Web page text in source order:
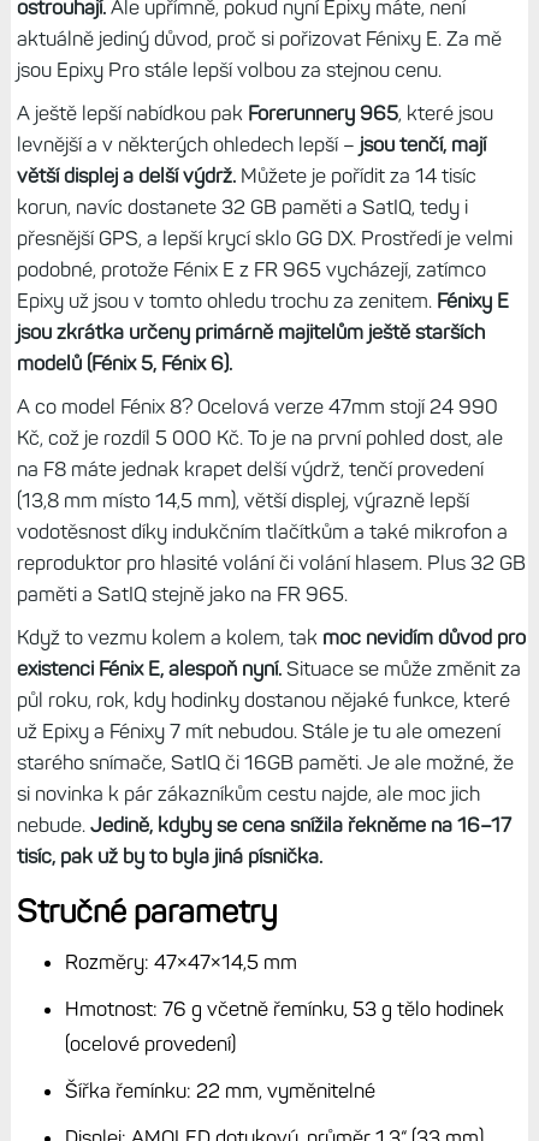
ostrouhají.Ale upřímně, pokud nyní Epixy máte, není
aktuálně jediný důvod, proč si pořizovat Fénixy E. Za mě
jsou Epixy Pro stále lepší volbou za stejnou cenu.
A ještě lepší nabídkou pak Forerunnery 965, které jsou
levnější a v některých ohledech lepší – jsou tenčí, mají
větší displej a delší výdrž.Můžete je pořídit za 14 tisíc
korun, navíc dostanete 32 GB paměti a SatIQ, tedy i
přesnější GPS, a lepší krycí sklo GG DX. Prostředí je velmi
podobné, protože Fénix E z FR 965 vycházejí, zatímco
Epixy už jsou v tomto ohledu trochu za zenitem. Fénixy E
jsou zkrátka určeny primárně majitelům ještě starších
modelů (Fénix 5, Fénix 6).
A co model Fénix 8? Ocelová verze 47mm stojí 24 990
Kč, což je rozdíl 5 000 Kč. To je na první pohled dost, ale
na F8 máte jednak krapet delší výdrž, tenčí provedení
(13,8 mm místo 14,5 mm), větší displej, výrazně lepší
vodotěsnost díky indukčním tlačítkům a také mikrofon a
reproduktor pro hlasité volání či volání hlasem. Plus 32 GB
paměti a SatIQ stejně jako na FR 965.
Když to vezmu kolem a kolem, tak moc nevidím důvod pro
existenci Fénix E, alespoň nyní.Situace se může změnit za
půl roku, rok, kdy hodinky dostanou nějaké funkce, které
už Epixy a Fénixy 7 mít nebudou. Stále je tu ale omezení
starého snímače, SatIQ či 16GB paměti. Je ale možné, že
si novinka k pár zákazníkům cestu najde, ale moc jich
nebude. Jedině, kdyby se cena snížila řekněme na 16–17
tisíc, pak už by to byla jiná písnička.
Stručné parametry
Rozměry: 47×47×14,5 mm
Hmotnost: 76 g včetně řemínku, 53 g tělo hodinek
(ocelové provedení)
Šířka řemínku: 22 mm, vyměnitelné